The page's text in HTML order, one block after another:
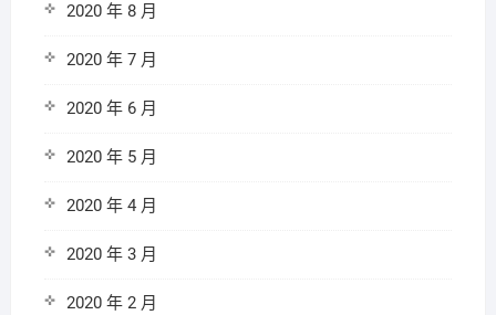
2020 年 8 月
2020 年 7 月
2020 年 6 月
2020 年 5 月
2020 年 4 月
2020 年 3 月
2020 年 2 月